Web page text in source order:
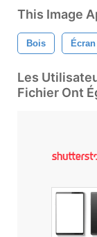
This Image
Bois Écran
Les
Fichier Ont